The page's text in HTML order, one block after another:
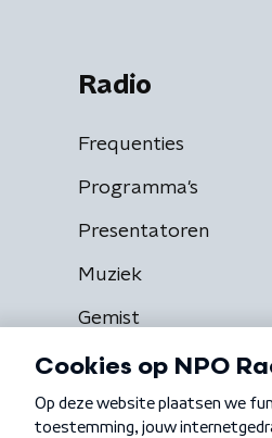
Radio
Frequenties
Programma's
Presentatoren
Muziek
Gemist